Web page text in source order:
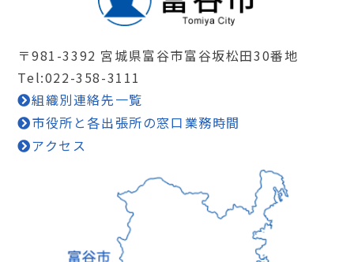
〒981-3392 宮城県富谷市富谷坂松田30番地
Tel:022-358-3111
組織別連絡先一覧
市役所と各出張所の窓口業務時間
アクセス